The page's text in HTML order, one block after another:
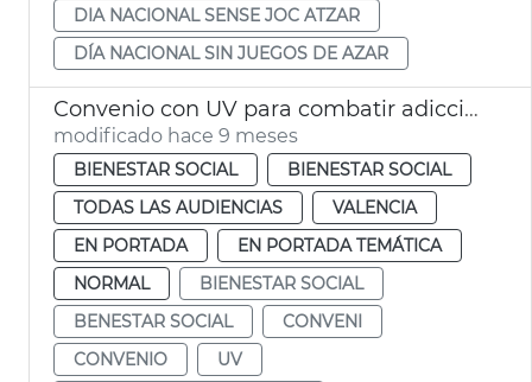
DIA NACIONAL SENSE JOC ATZAR
DÍA NACIONAL SIN JUEGOS DE AZAR
Convenio con UV para combatir adicciones en jóvenes
modificado hace 9 meses
BIENESTAR SOCIAL
BIENESTAR SOCIAL
TODAS LAS AUDIENCIAS
VALENCIA
EN PORTADA
EN PORTADA TEMÁTICA
NORMAL
BIENESTAR SOCIAL
BENESTAR SOCIAL
CONVENI
CONVENIO
UV